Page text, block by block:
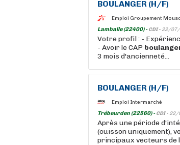
BOULANGER (H/F)
Emploi Groupement
Lamballe (22400) -CDI - 22/07/
Votre profil : -
- Avoir le CAP
3 mois d'ancienneté...
BOULANGER (H/F)
Emploi Intermarché
Trébeurden (22560) -CDI - 22/
Après une période
(cuisson uniquement),
principaux vecteurs de